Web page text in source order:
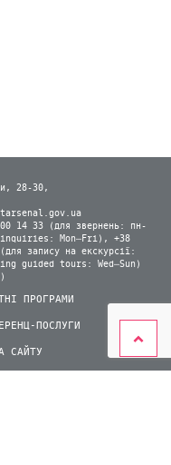
28-30,
14 33 (для звернень: пн-
Mon–Fri), +38
запису на екскурсії:
guided tours: Wed–Sun)
ПРОГРАМИ
ПОСЛУГИ
САЙТУ